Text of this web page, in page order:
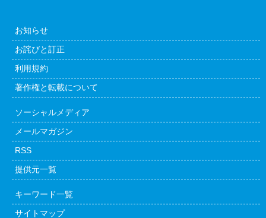
お知らせ
お詫びと訂正
利用規約
著作権と転載について
ソーシャルメディア
メールマガジン
RSS
提供元一覧
キーワード一覧
サイトマップ